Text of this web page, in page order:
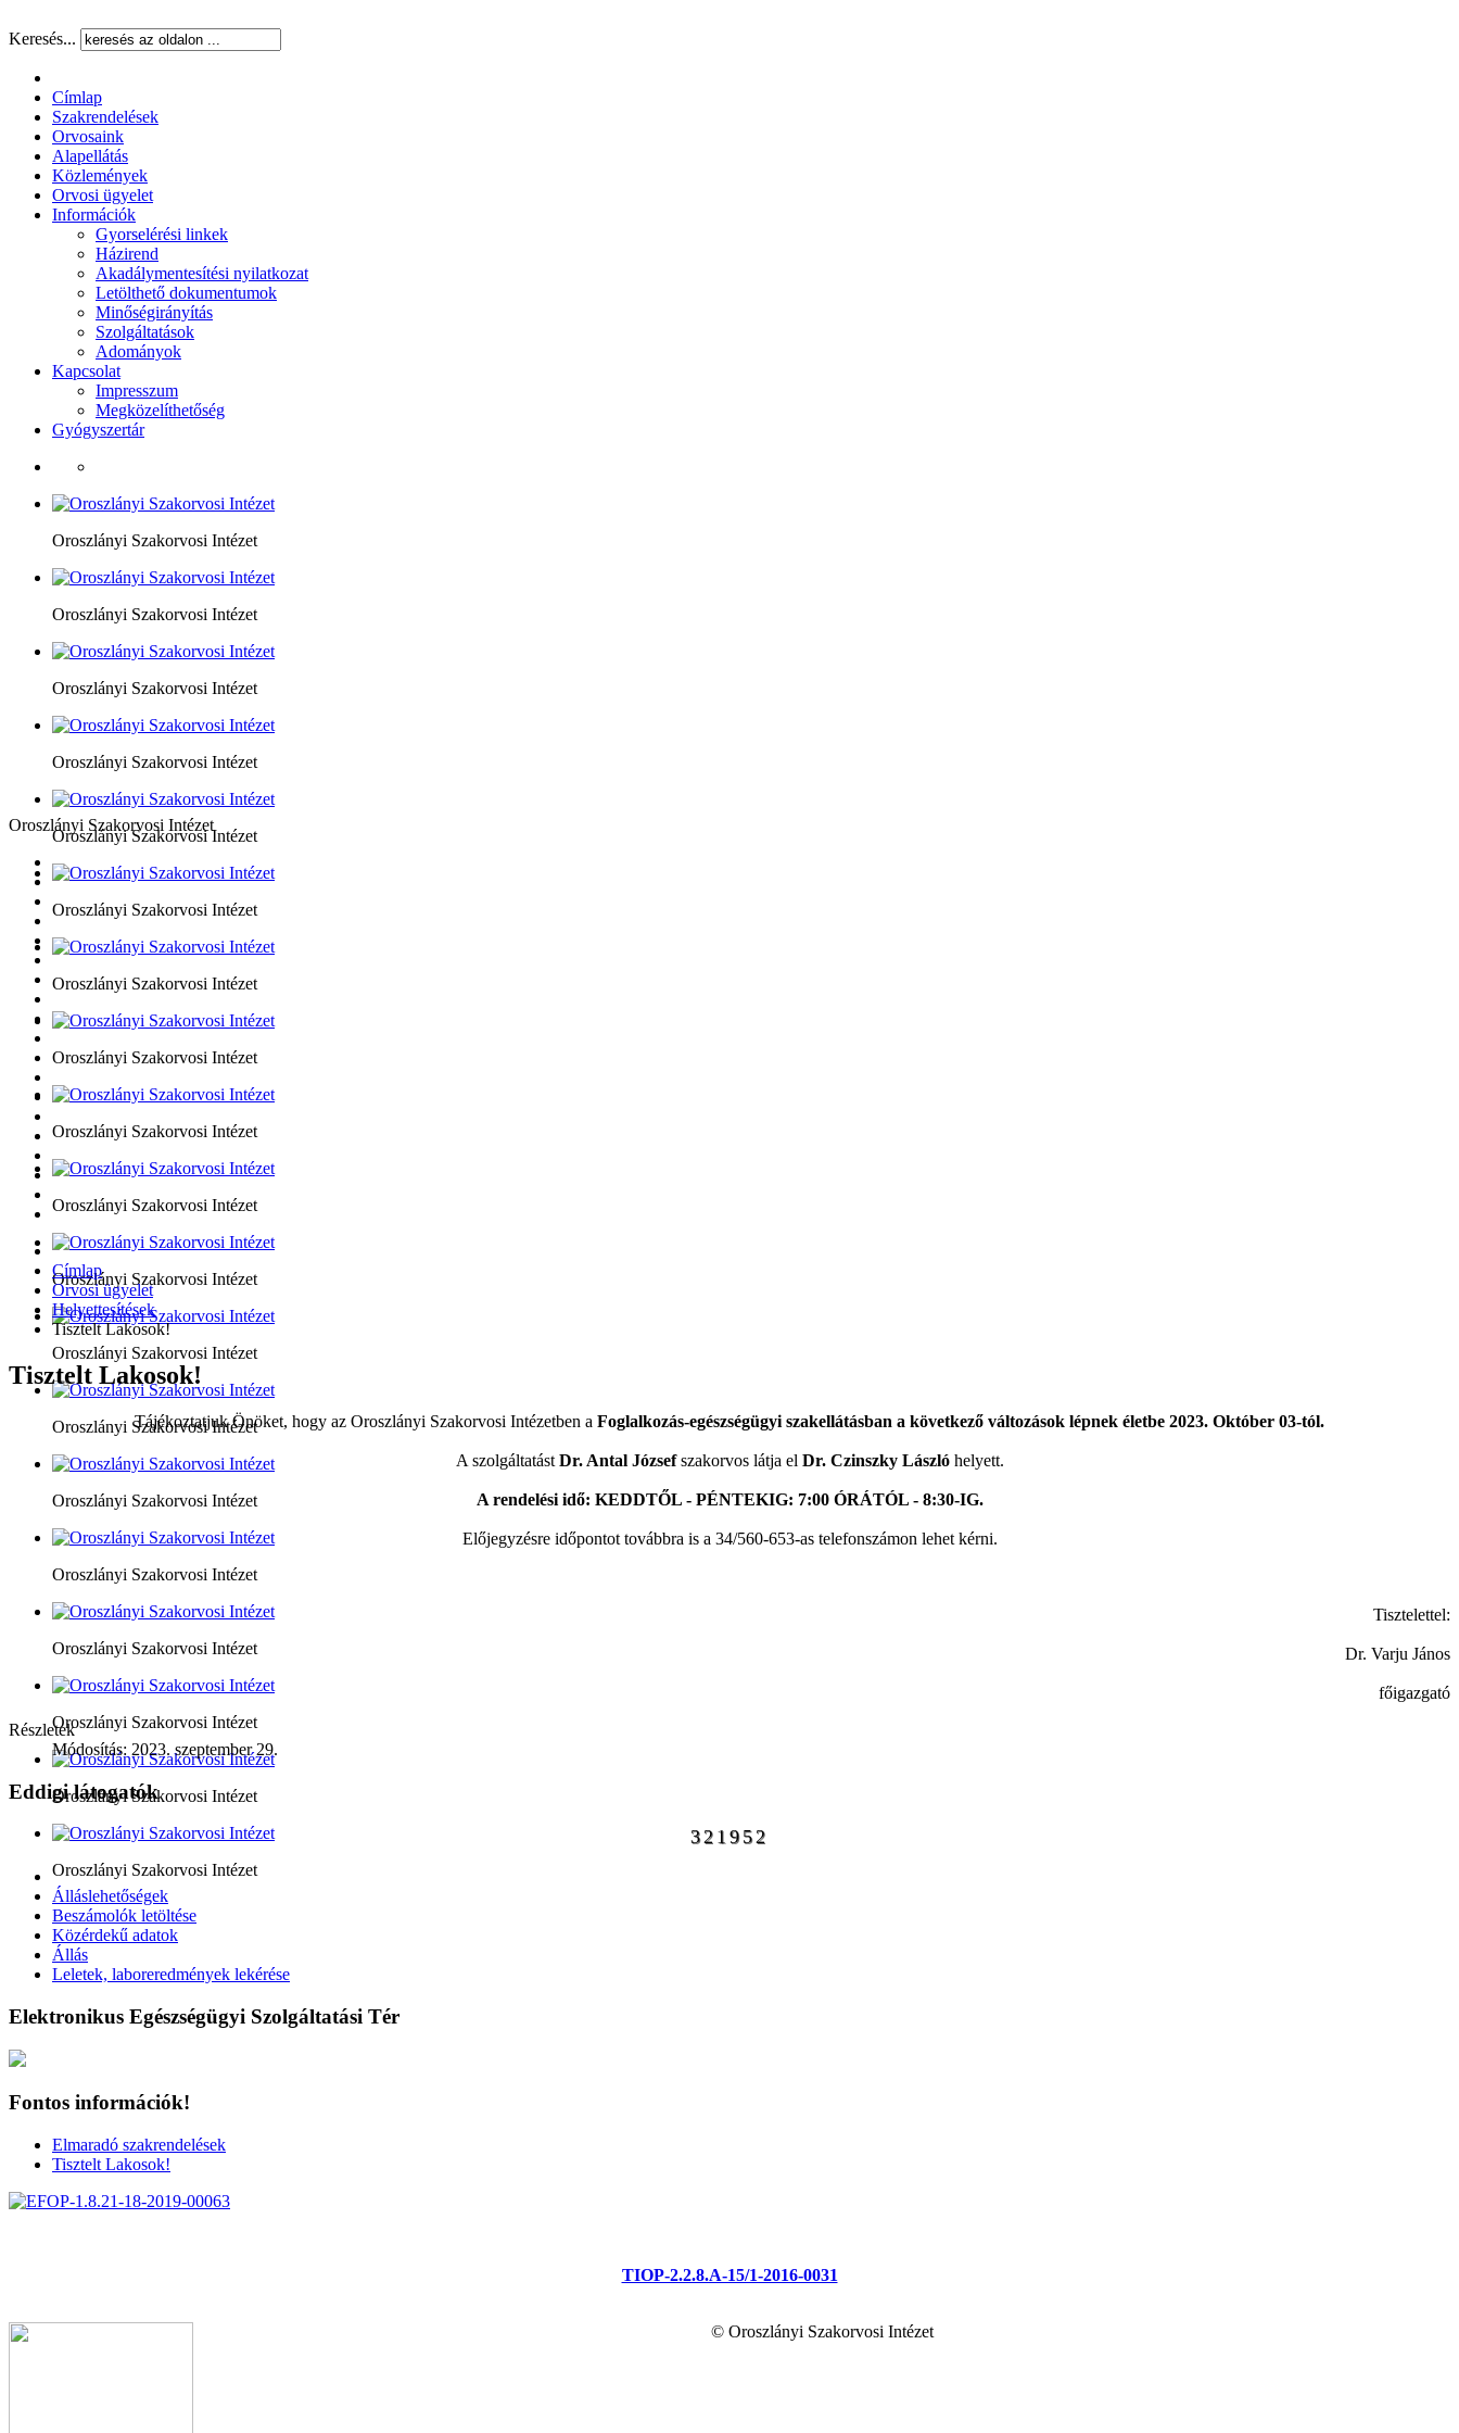
Keresés...
Címlap
Szakrendelések
Orvosaink
Alapellátás
Közlemények
Orvosi ügyelet
Információk
Gyorselérési linkek
Házirend
Akadálymentesítési nyilatkozat
Letölthető dokumentumok
Minőségirányítás
Szolgáltatások
Adományok
Kapcsolat
Impresszum
Megközelíthetőség
Gyógyszertár
Oroszlányi Szakorvosi Intézet
Oroszlányi Szakorvosi Intézet
Oroszlányi Szakorvosi Intézet
Oroszlányi Szakorvosi Intézet
Oroszlányi Szakorvosi Intézet
Oroszlányi Szakorvosi Intézet
Oroszlányi Szakorvosi Intézet
Oroszlányi Szakorvosi Intézet
Oroszlányi Szakorvosi Intézet
Oroszlányi Szakorvosi Intézet
Oroszlányi Szakorvosi Intézet
Oroszlányi Szakorvosi Intézet
Oroszlányi Szakorvosi Intézet
Oroszlányi Szakorvosi Intézet
Oroszlányi Szakorvosi Intézet
Oroszlányi Szakorvosi Intézet
Oroszlányi Szakorvosi Intézet
Oroszlányi Szakorvosi Intézet
Oroszlányi Szakorvosi Intézet
Oroszlányi Szakorvosi Intézet
Címlap
Orvosi ügyelet
Helyettesítések
Tisztelt Lakosok!
Tisztelt Lakosok!
Tájékoztatjuk Önöket, hogy az Oroszlányi Szakorvosi Intézetben a Foglalkozás-egészségügyi szakellátásban a következő változások lépnek életbe 2023. Október 03-tól.
A szolgáltatást Dr. Antal Józsefszakorvos látja el Dr. Czinszky Lászlóhelyett.
A rendelési idő: KEDDTŐL - PÉNTEKIG: 7:00 ÓRÁTÓL - 8:30-IG.
Előjegyzésre időpontot továbbra is a 34/560-653-as telefonszámon lehet kérni.
Tisztelettel:
Dr. Varju János
főigazgató
Részletek
Módosítás: 2023. szeptember 29.
Eddigi látogatók
321952
Álláslehetőségek
Beszámolók letöltése
Közérdekű adatok
Állás
Leletek, laboreredmények lekérése
Elektronikus Egészségügyi Szolgáltatási Tér
Fontos információk!
Elmaradó szakrendelések
Tisztelt Lakosok!
TIOP-2.2.8.A-15/1-2016-0031
© Oroszlányi Szakorvosi Intézet